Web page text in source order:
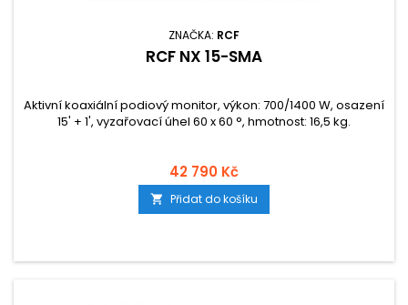
ZNAČKA: RCF
RCF NX 15-SMA
Aktivní koaxiální podiový monitor, výkon: 700/1400 W, osazení
15' + 1', vyzařovací úhel 60 x 60 °, hmotnost: 16,5 kg.
42 790 Kč
 Přidat do košíku